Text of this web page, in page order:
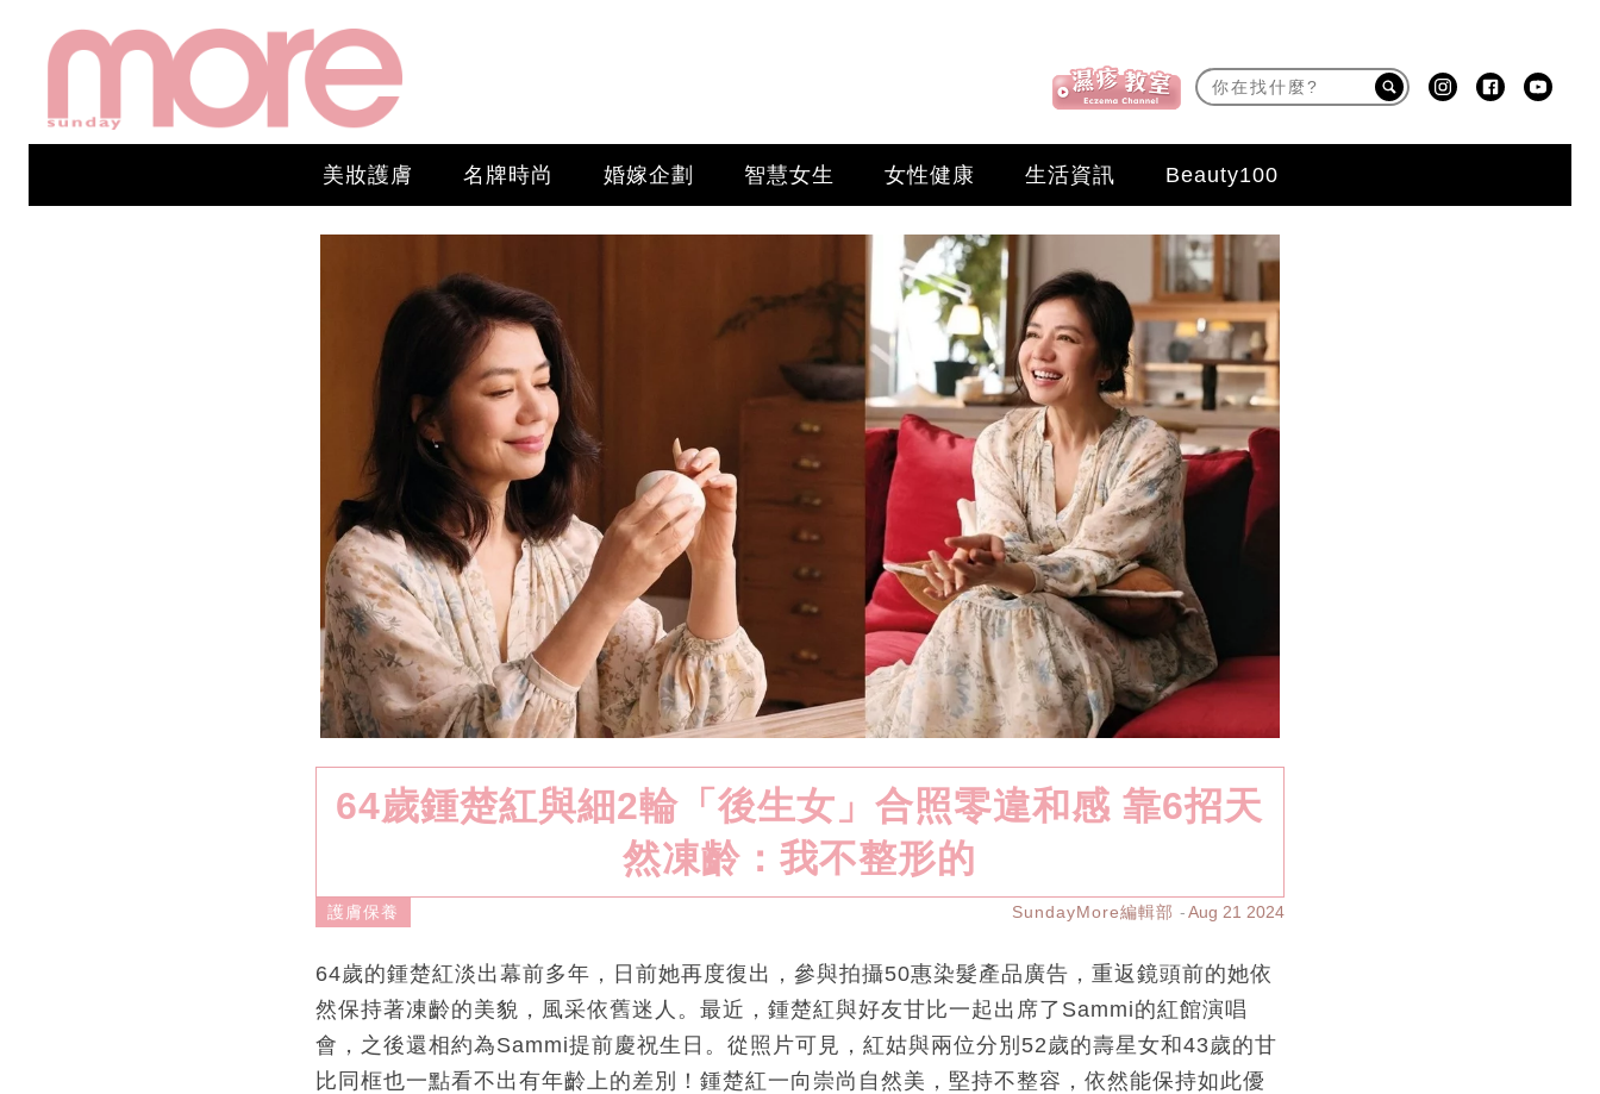
美妝護膚 名牌時尚 婚嫁企劃 智慧女生 女性健康 生活資訊 Beauty100
64歲鍾楚紅與細2輪「後生女」合照零違和感 靠6招天
然凍齡：我不整形的
護膚保養 SundayMore編輯部 Aug 21 2024
64歲的鍾楚紅淡出幕前多年，日前她再度復出，參與拍攝50惠染髮產品廣告，重返鏡頭前的她依
然保持著凍齡的美貌，風采依舊迷人。最近，鍾楚紅與好友甘比一起出席了Sammi的紅館演唱
會，之後還相約為Sammi提前慶祝生日。從照片可見，紅姑與兩位分別52歲的壽星女和43歲的甘
比同框也一點看不出有年齡上的差別！鍾楚紅一向崇尚自然美，堅持不整容，依然能保持如此優